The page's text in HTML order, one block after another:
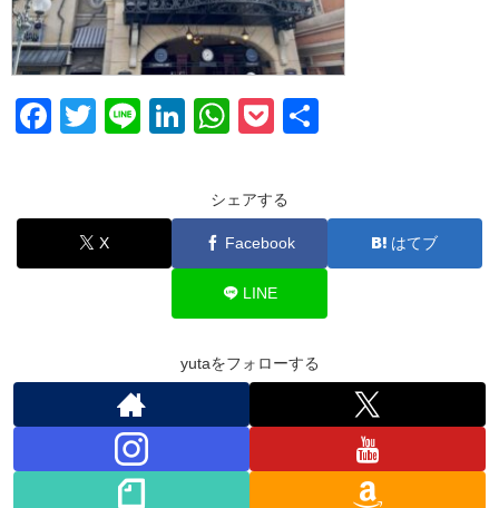
F
e
b
T
er
Li
Li
e
dI
W
at
s
A
p
p
P
ck
et
シェアする
X Facebook はてブ
LINE
yutaをフォローする